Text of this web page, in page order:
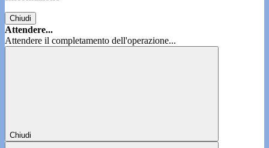
Chiudi
Attendere...
Attendere il completamento dell'operazione...
Chiudi